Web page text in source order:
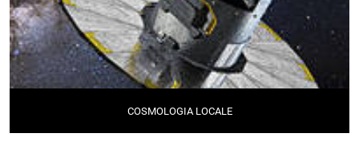
COSMOLOGIA LOCALE